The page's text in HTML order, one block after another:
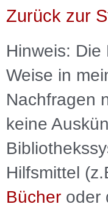
Zurück zur
Hinweis:
Weise in
Nachfragen
keine
Hilfsmittel
Bücher oder